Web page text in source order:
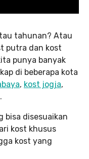
tahunan? Atau
putra dan kost
punya banyak
di beberapa kota
, kost jogja,
bisa disesuaikan
kost khusus
kost yang